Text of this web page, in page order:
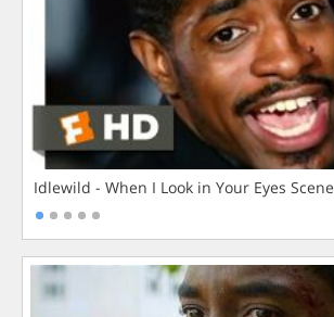
Idlewild - When I Look in Your Eyes Scene